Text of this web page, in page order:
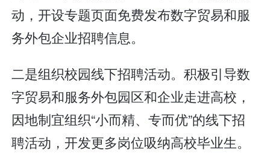
动，开设专题页面免费发布数字贸易和服
务外包企业招聘信息。
二是组织校园线下招聘活动。积极引导数
字贸易和服务外包园区和企业走进高校，
因地制宜组织“小而精、专而优”的线下招
聘活动，开发更多岗位吸纳高校毕业生。